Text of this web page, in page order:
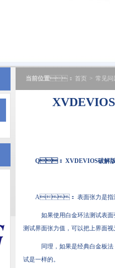
当前位置： 首页 > 常见问
Q： XVDEVIOS破解
A： 表面张力是指
如果使用白金环法测试表面张力
测试界面张力值，可以把上界面视
同理，如果是经典白金板法
试是一样的。